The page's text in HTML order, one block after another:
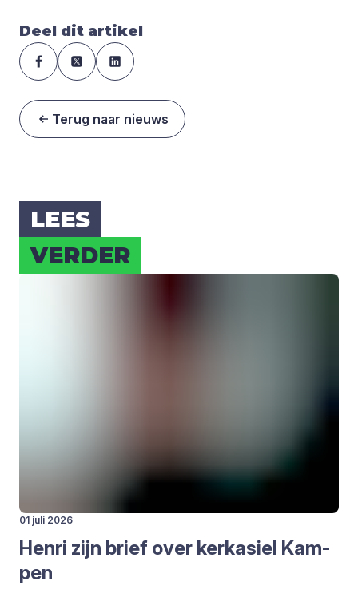
Deel dit artikel
Terug naar nieuws
LEES
VER­DER
01 juli 2026
Hen­ri zijn brief over kerk­asiel Kam­
pen